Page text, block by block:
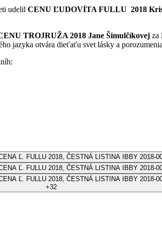
udelil CENU ĽUDOVÍTA FULLU 2018
TROJRUŽA 2018 Jane Šimulčíkovej za
jazyka otvára dieťaťu svet lásky a
+32